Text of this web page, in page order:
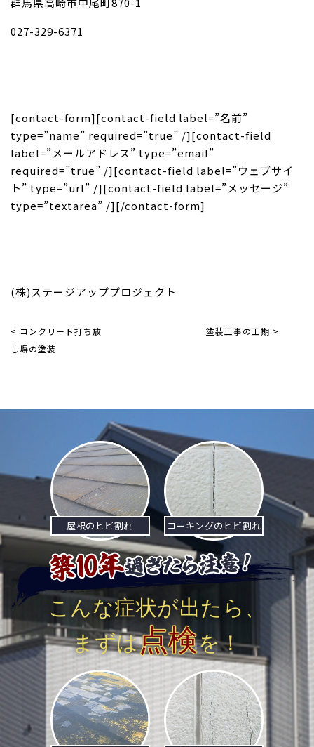
027-329-6371
[contact-form][contact-field label=”名前”
type=”name” required=”true” /][contact-field
label=”メールアドレス” type=”email”
required=”true” /][contact-field label=”ウェブサイ
ト” type=”url” /][contact-field label=”メッセージ”
type=”textarea” /][/contact-form]
(株)ステージアッププロジェクト
< コンクリート打ち放
し塀の塗装
塗装工事の工期 >
屋根のヒビ割れ コーキングのヒビ割れ
こんな症状が出たら、
まずは点検を！